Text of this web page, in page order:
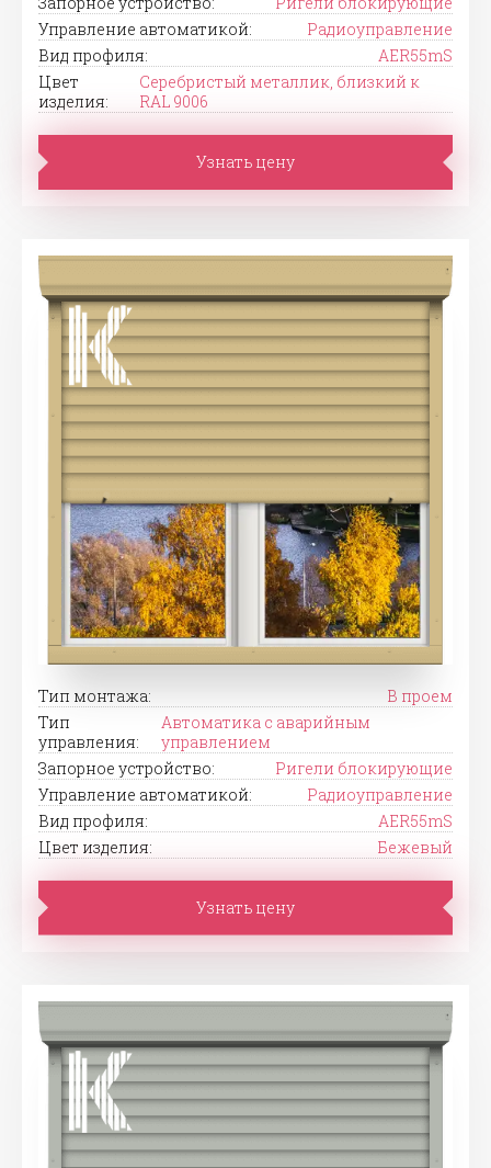
Управление автоматикой:
Радиоуправление
Вид профиля:
AER55mS
Цвет
изделия:
Серебристый металлик, близкий к
RAL 9006
Узнать цену
Тип монтажа:
В проем
Тип
управления:
Автоматика с аварийным
управлением
Запорное устройство:
Ригели блокирующие
Управление автоматикой:
Радиоуправление
Вид профиля:
AER55mS
Цвет изделия:
Бежевый
Узнать цену